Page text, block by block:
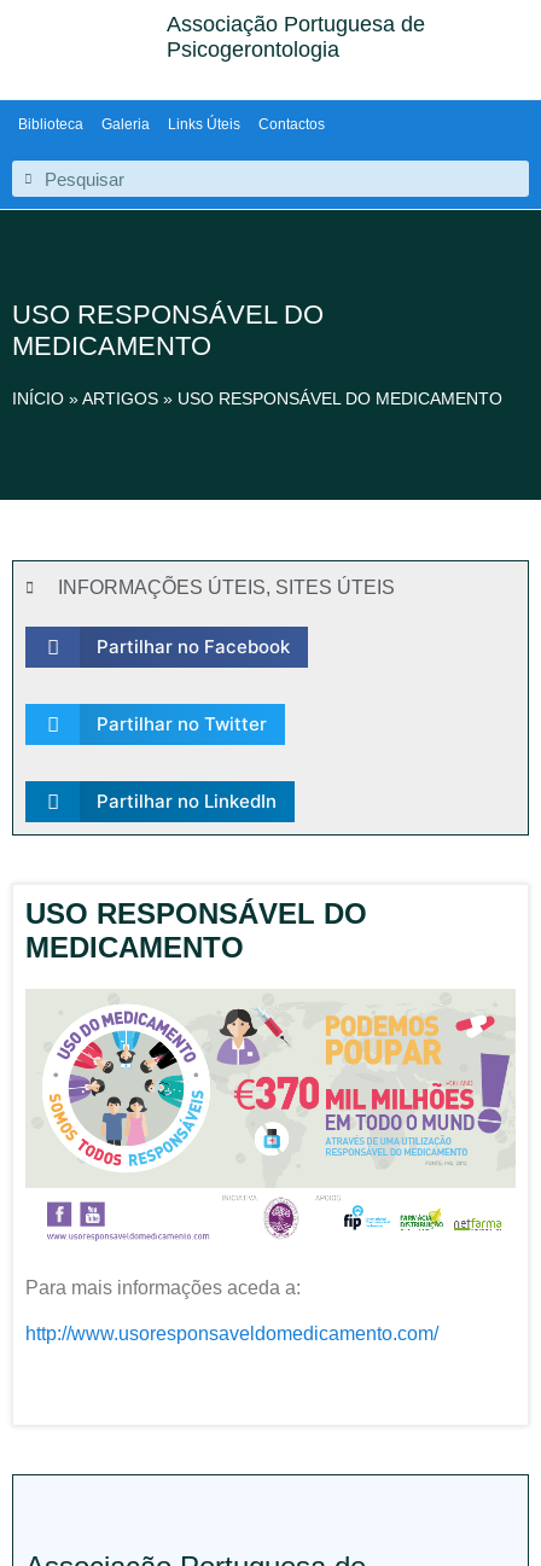
Associação Portuguesa de
Psicogerontologia
Biblioteca Galeria Links Úteis Contactos
USO RESPONSÁVEL DO
MEDICAMENTO
INÍCIO »ARTIGOS » USO RESPONSÁVEL DO MEDICAMENTO
INFORMAÇÕES ÚTEIS, SITES ÚTEIS
Partilhar no Facebook
Partilhar no Twitter
Partilhar no LinkedIn
USO RESPONSÁVEL DO
MEDICAMENTO
Para mais informações aceda a:
http://www.usoresponsaveldomedicamento.com/